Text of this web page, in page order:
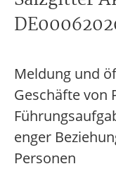
Meldung und
Geschäfte von
enger
Personen